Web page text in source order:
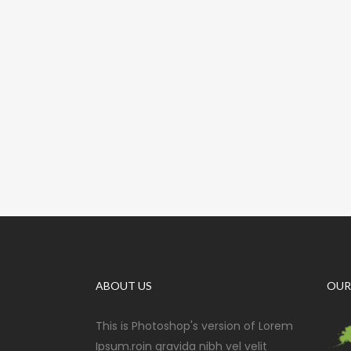
ABOUT US
This is Photoshop's version of Lorem
Ipsum.roin gravida nibh vel velit